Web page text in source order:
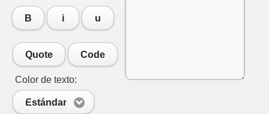
B i u
Quote Code
Color de texto:
Estándar